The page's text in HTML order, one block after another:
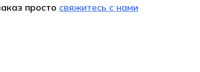
просто свяжитесь с нами